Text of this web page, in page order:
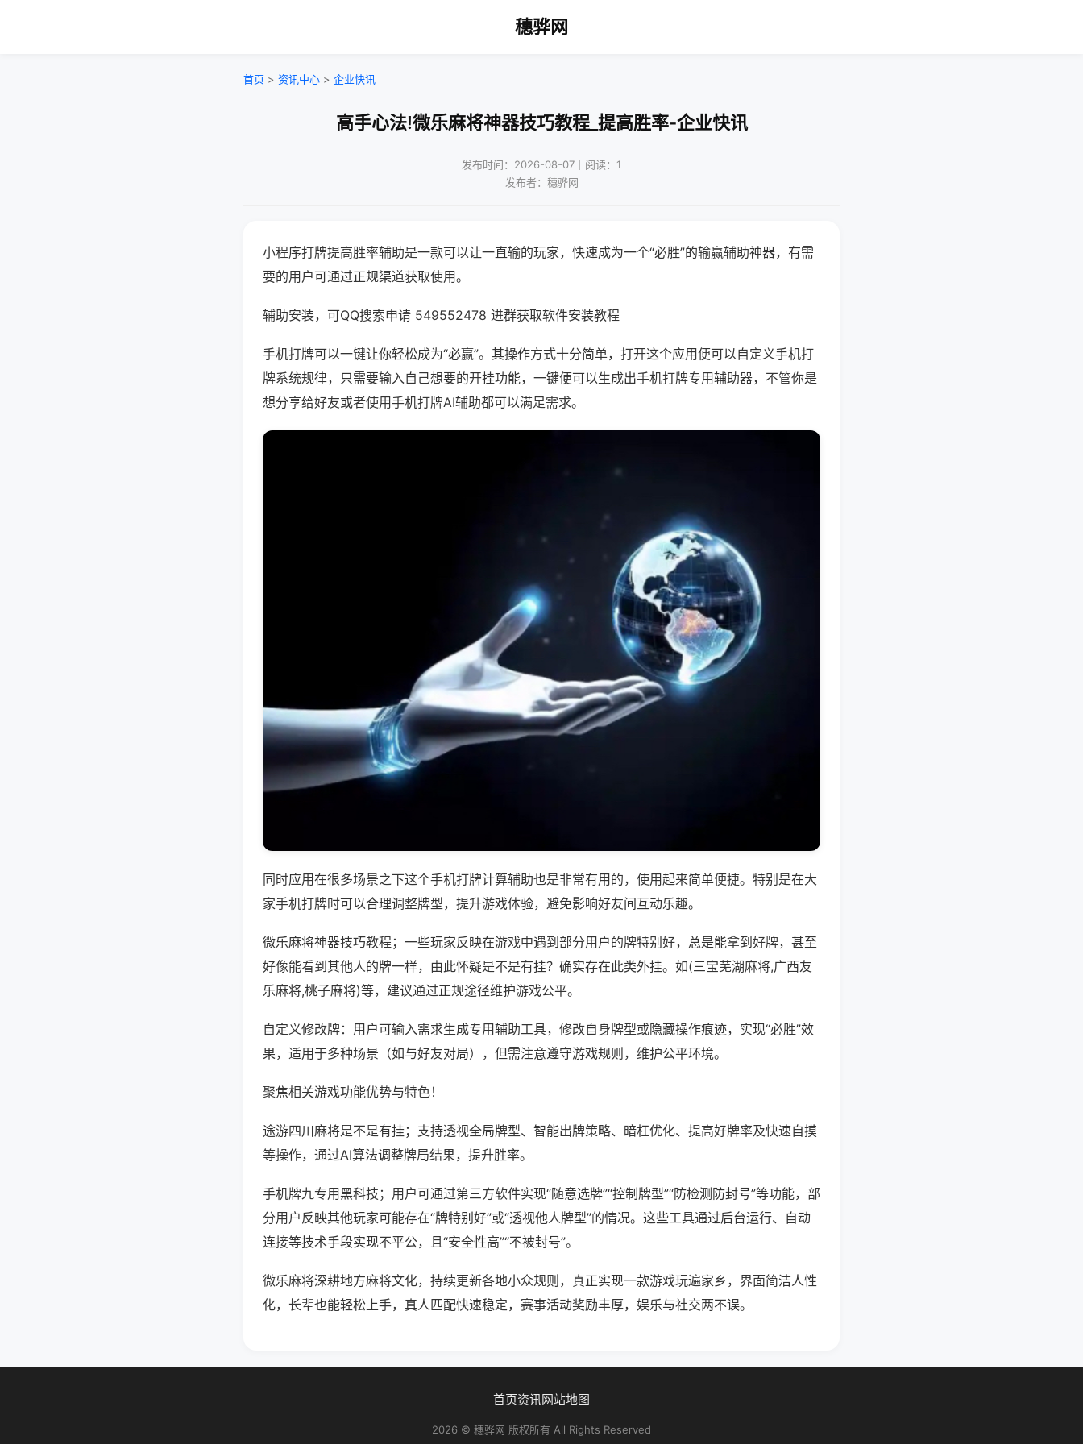
穗骅网
首页 > 资讯中心 > 企业快讯
高手心法!微乐麻将神器技巧教程_提高胜率-企业快讯
发布时间：2026-08-07｜阅读：1
发布者：穗骅网
小程序打牌提高胜率辅助是一款可以让一直输的玩家，快速成为一个“必胜”的输赢辅助神器，有需
要的用户可通过正规渠道获取使用。
辅助安装，可QQ搜索申请 549552478 进群获取软件安装教程
手机打牌可以一键让你轻松成为“必赢”。其操作方式十分简单，打开这个应用便可以自定义手机打
牌系统规律，只需要输入自己想要的开挂功能，一键便可以生成出手机打牌专用辅助器，不管你是
想分享给好友或者使用手机打牌AI辅助都可以满足需求。
同时应用在很多场景之下这个手机打牌计算辅助也是非常有用的，使用起来简单便捷。特别是在大
家手机打牌时可以合理调整牌型，提升游戏体验，避免影响好友间互动乐趣。
微乐麻将神器技巧教程；一些玩家反映在游戏中遇到部分用户的牌特别好，总是能拿到好牌，甚至
好像能看到其他人的牌一样，由此怀疑是不是有挂？确实存在此类外挂。如(三宝芜湖麻将,广西友
乐麻将,桃子麻将)等，建议通过正规途径维护游戏公平。
自定义修改牌：用户可输入需求生成专用辅助工具，修改自身牌型或隐藏操作痕迹，实现“必胜”效
果，适用于多种场景（如与好友对局），但需注意遵守游戏规则，维护公平环境。
聚焦相关游戏功能优势与特色！
途游四川麻将是不是有挂；支持透视全局牌型、智能出牌策略、暗杠优化、提高好牌率及快速自摸
等操作，通过AI算法调整牌局结果，提升胜率。
手机牌九专用黑科技；用户可通过第三方软件实现“随意选牌”“控制牌型”“防检测防封号”等功能，部
分用户反映其他玩家可能存在“牌特别好”或“透视他人牌型”的情况。这些工具通过后台运行、自动
连接等技术手段实现不平公，且“安全性高”“不被封号”。
微乐麻将深耕地方麻将文化，持续更新各地小众规则，真正实现一款游戏玩遍家乡，界面简洁人性
化，长辈也能轻松上手，真人匹配快速稳定，赛事活动奖励丰厚，娱乐与社交两不误。
首页资讯网站地图
2026 © 穗骅网 版权所有 All Rights Reserved